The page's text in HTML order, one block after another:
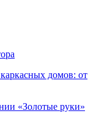
домов: от
«Золотые руки»